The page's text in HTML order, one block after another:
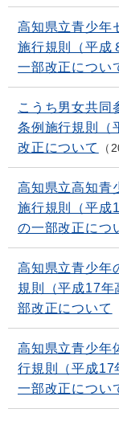
高知県立青少年
施行規則（平成
一部改正につい
こうち男女共同
条例施行規則（
改正について
高知県立高知青
施行規則（平成
の一部改正につ
高知県立青少年
規則（平成17年
部改正について
高知県立青少年
行規則（平成17
一部改正につい